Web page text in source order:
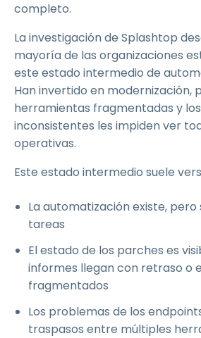
completo.
La investigación de Splashtop
mayoría de las organizaciones
este estado intermedio de
Han invertido en modernización,
herramientas fragmentadas y
inconsistentes les impiden ver
operativas.
Este estado intermedio suele
La automatización existe,
tareas
El estado de los parches es
informes llegan con retraso o
fragmentados
Los problemas de los
traspasos entre múltiples